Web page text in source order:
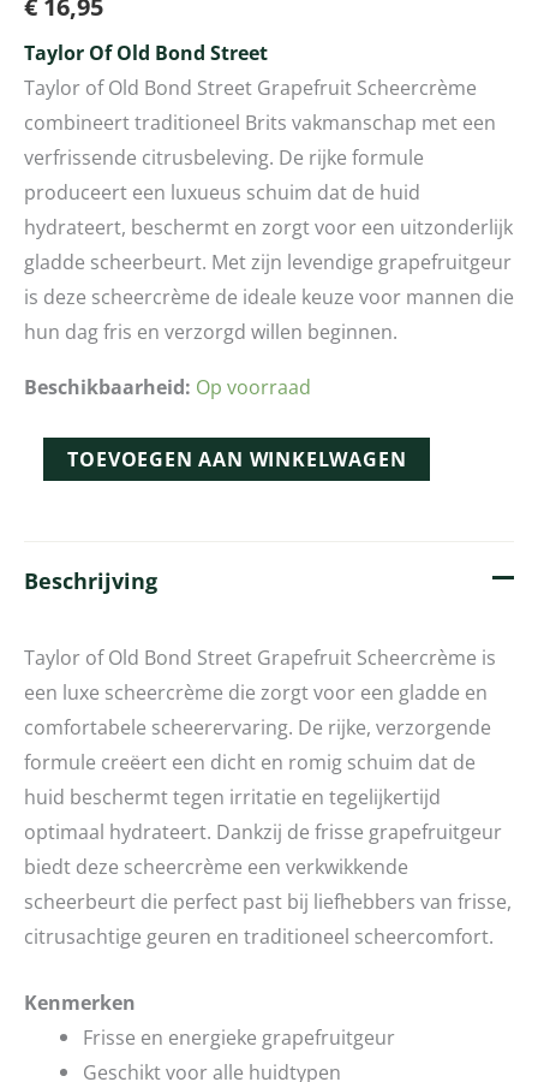
Taylor Of Old Bond Street
Taylor of Old Bond Street Grapefruit Scheercrème
combineert traditioneel Brits vakmanschap met een
verfrissende citrusbeleving. De rijke formule
produceert een luxueus schuim dat de huid
hydrateert, beschermt en zorgt voor een uitzonderlijk
gladde scheerbeurt. Met zijn levendige grapefruitgeur
is deze scheercrème de ideale keuze voor mannen die
hun dag fris en verzorgd willen beginnen.
Beschikbaarheid: Op voorraad
TOEVOEGEN AAN WINKELWAGEN
Beschrijving
Taylor of Old Bond Street Grapefruit Scheercrème is
een luxe scheercrème die zorgt voor een gladde en
comfortabele scheerervaring. De rijke, verzorgende
formule creëert een dicht en romig schuim dat de
huid beschermt tegen irritatie en tegelijkertijd
optimaal hydrateert. Dankzij de frisse grapefruitgeur
biedt deze scheercrème een verkwikkende
scheerbeurt die perfect past bij liefhebbers van frisse,
citrusachtige geuren en traditioneel scheercomfort.
Kenmerken
Frisse en energieke grapefruitgeur
Geschikt voor alle huidtypen